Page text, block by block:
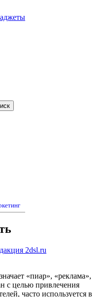
2dsl.ru
«пиар», «реклама»,
с целью привлечения
часто используется в